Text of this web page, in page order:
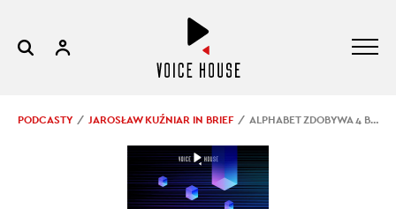
PODCASTY JAROSŁAW KUŹNIAR IN BRIEF ALPHABET ZDOBYWA 4 BILIONY DOLARÓW WYCENY